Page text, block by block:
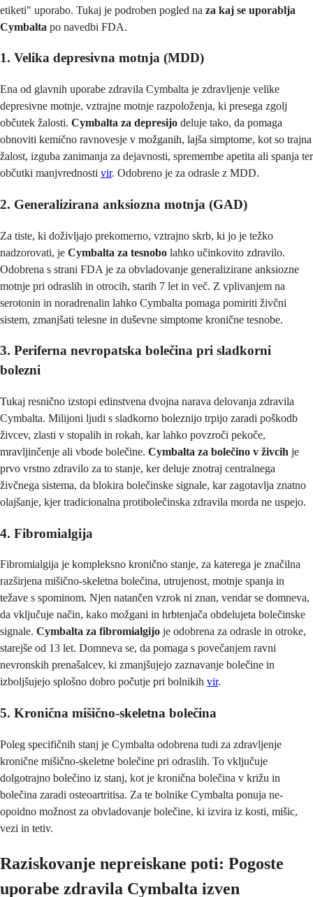
etiketi" uporabo. Tukaj je podroben pogled na za kaj se uporablja
Cymbalta po navedbi FDA.
1. Velika depresivna motnja (MDD)
Ena od glavnih uporabe zdravila Cymbalta je zdravljenje velike
depresivne motnje, vztrajne motnje razpoloženja, ki presega zgolj
občutek žalosti. Cymbalta za depresijo deluje tako, da pomaga
obnoviti kemično ravnovesje v možganih, lajša simptome, kot so trajna
žalost, izguba zanimanja za dejavnosti, spremembe apetita ali spanja ter
občutki manjvrednosti vir. Odobreno je za odrasle z MDD.
2. Generalizirana anksiozna motnja (GAD)
Za tiste, ki doživljajo prekomerno, vztrajno skrb, ki jo je težko
nadzorovati, je Cymbalta za tesnobo lahko učinkovito zdravilo.
Odobrena s strani FDA je za obvladovanje generalizirane anksiozne
motnje pri odraslih in otrocih, starih 7 let in več. Z vplivanjem na
serotonin in noradrenalin lahko Cymbalta pomaga pomiriti živčni
sistem, zmanjšati telesne in duševne simptome kronične tesnobe.
3. Periferna nevropatska bolečina pri sladkorni
bolezni
Tukaj resnično izstopi edinstvena dvojna narava delovanja zdravila
Cymbalta. Milijoni ljudi s sladkorno boleznijo trpijo zaradi poškodb
živcev, zlasti v stopalih in rokah, kar lahko povzroči pekoče,
mravljinčenje ali vbode bolečine. Cymbalta za bolečino v živcih je
prvo vrstno zdravilo za to stanje, ker deluje znotraj centralnega
živčnega sistema, da blokira bolečinske signale, kar zagotavlja znatno
olajšanje, kjer tradicionalna protibolečinska zdravila morda ne uspejo.
4. Fibromialgija
Fibromialgija je kompleksno kronično stanje, za katerega je značilna
razširjena mišično-skeletna bolečina, utrujenost, motnje spanja in
težave s spominom. Njen natančen vzrok ni znan, vendar se domneva,
da vključuje način, kako možgani in hrbtenjača obdelujeta bolečinske
signale. Cymbalta za fibromialgijo je odobrena za odrasle in otroke,
starejše od 13 let. Domneva se, da pomaga s povečanjem ravni
nevronskih prenašalcev, ki zmanjšujejo zaznavanje bolečine in
izboljšujejo splošno dobro počutje pri bolnikih vir.
5. Kronična mišično-skeletna bolečina
Poleg specifičnih stanj je Cymbalta odobrena tudi za zdravljenje
kronične mišično-skeletne bolečine pri odraslih. To vključuje
dolgotrajno bolečino iz stanj, kot je kronična bolečina v križu in
bolečina zaradi osteoartritisa. Za te bolnike Cymbalta ponuja ne-
opoidno možnost za obvladovanje bolečine, ki izvira iz kosti, mišic,
vezi in tetiv.
Raziskovanje nepreiskane poti: Pogoste
uporabe zdravila Cymbalta izven